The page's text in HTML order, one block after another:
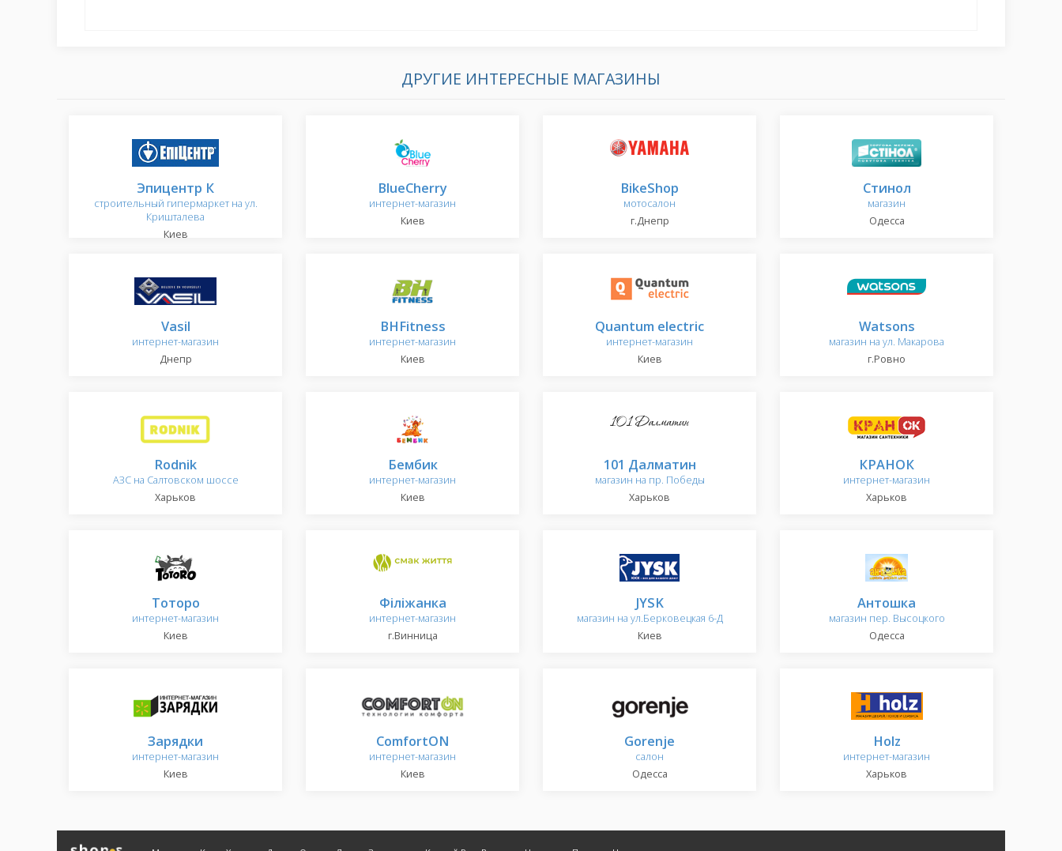
ДРУГИЕ ИНТЕРЕСНЫЕ МАГАЗИНЫ
Эпицентр К
строительный гипермаркет на ул.
Кришталева
Киев
BlueCherry
интернет-магазин
Киев
BikeShop
мотосалон
г.Днепр
Стинол
магазин
Одесса
Vasil
интернет-магазин
Днепр
BHFitness
интернет-магазин
Киев
Quantum electric
интернет-магазин
Киев
Watsons
магазин на ул. Макарова
г.Ровно
Rodnik
АЗС на Салтовском шоссе
Харьков
Бембик
интернет-магазин
Киев
101 Далматин
магазин на пр. Победы
Харьков
КРАНОК
интернет-магазин
Харьков
Тоторо
интернет-магазин
Киев
Філіжанка
интернет-магазин
г.Винница
JYSK
магазин на ул.Берковецкая 6-Д
Киев
Антошка
магазин пер. Высоцкого
Одесса
Зарядки
интернет-магазин
Киев
ComfortON
интернет-магазин
Киев
Gorenje
салон
Одесса
Holz
интернет-магазин
Харьков